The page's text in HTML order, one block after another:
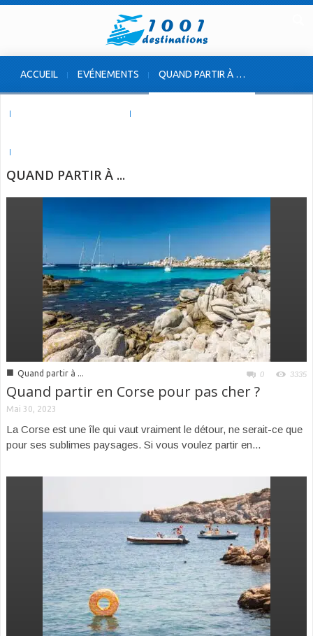
ACCUEIL EVÉNEMENTS QUAND PARTIR À …
QUAND PARTIR À ...
■ Quand partir à ... 0 3335
Quand partir en Corse pour pas cher ?
Mai 30, 2023
La Corse est une île qui vaut vraiment le détour, ne serait-ce que
pour ses sublimes paysages. Si vous voulez partir en...